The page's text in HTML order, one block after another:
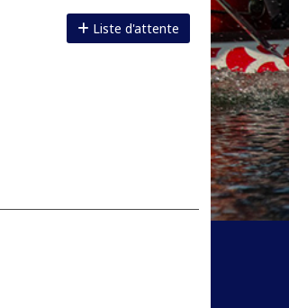
Liste d'attente